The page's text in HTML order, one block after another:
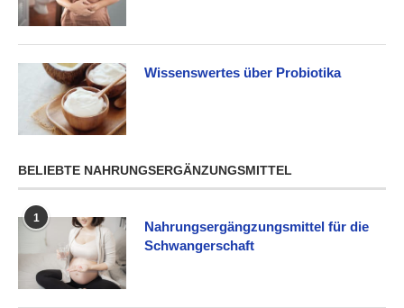
Wissenswertes über Probiotika
BELIEBTE NAHRUNGSERGÄNZUNGSMITTEL
1
Nahrungsergängzungsmittel für die
Schwangerschaft